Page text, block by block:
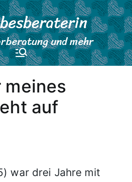
und mehr
meines
auf
war drei Jahre mit